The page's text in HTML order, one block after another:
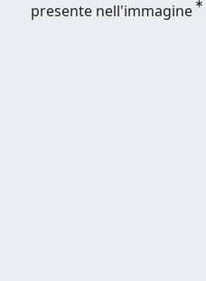
presente nell'immagine